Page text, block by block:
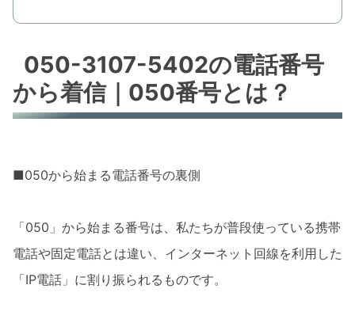
050-3107-5402の電話番号
から着信｜050番号とは？
■050から始まる電話番号の裏側
「050」から始まる番号は、私たちが普段使っている携帯
電話や固定電話とは違い、インターネット回線を利用した
「IP電話」に割り振られるものです。